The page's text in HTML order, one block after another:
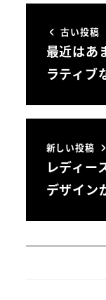
古い投稿
最近はあ
ラティブ
新しい投稿
レディー
デザイン